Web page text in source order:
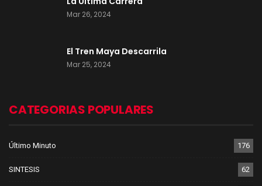
Mar 26, 2024
El Tren Maya Descarrila
Mar 25, 2024
CATEGORIAS POPULARES
Último Minuto 176
SINTESIS 62